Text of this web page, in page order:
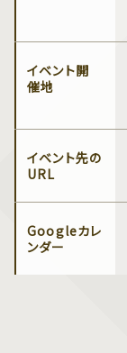
イベント開
催地
イベント先の
URL
Googleカレ
ンダー